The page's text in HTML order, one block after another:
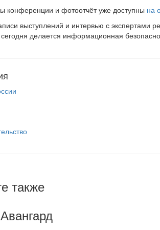
конференции и фотоотчёт уже доступны на
выступлений и интервью с экспертами
делается информационная
также